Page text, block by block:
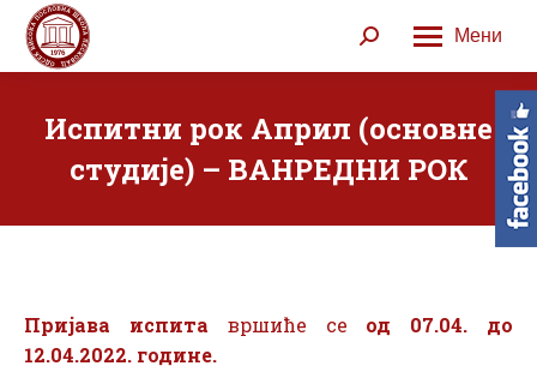
Мени
Search:
Испитни рок Април (основне
студије) – ВАНРЕДНИ РОК
Пријава испита вршиће се од 07.04. до
12.04.2022. године.